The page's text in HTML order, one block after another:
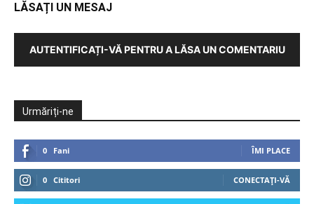
LĂSAȚI UN MESAJ
AUTENTIFICAȚI-VĂ PENTRU A LĂSA UN COMENTARIU
Urmăriți-ne
0 Fani ÎMI PLACE
0 Cititori CONECTAȚI-VĂ